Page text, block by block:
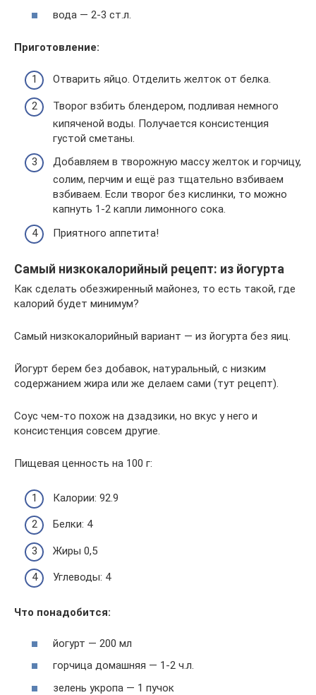
вода — 2-3 ст.л.
Приготовление:
Отварить яйцо. Отделить желток от белка.
Творог взбить блендером, подливая немного
кипяченой воды. Получается консистенция
густой сметаны.
Добавляем в творожную массу желток и горчицу,
солим, перчим и ещё раз тщательно взбиваем
взбиваем. Если творог без кислинки, то можно
капнуть 1-2 капли лимонного сока.
Приятного аппетита!
Самый низкокалорийный рецепт: из йогурта
Как сделать обезжиренный майонез, то есть такой, где
калорий будет минимум?
Самый низкокалорийный вариант — из йогурта без яиц.
Йогурт берем без добавок, натуральный, с низким
содержанием жира или же делаем сами (тут рецепт).
Соус чем-то похож на дзадзики, но вкус у него и
консистенция совсем другие.
Пищевая ценность на 100 г:
Калории: 92.9
Белки: 4
Жиры 0,5
Углеводы: 4
Что понадобится:
йогурт — 200 мл
горчица домашняя — 1-2 ч.л.
зелень укропа — 1 пучок